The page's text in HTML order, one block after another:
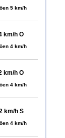
5 km/h
km/h O
4 km/h
km/h O
4 km/h
km/h S
4 km/h